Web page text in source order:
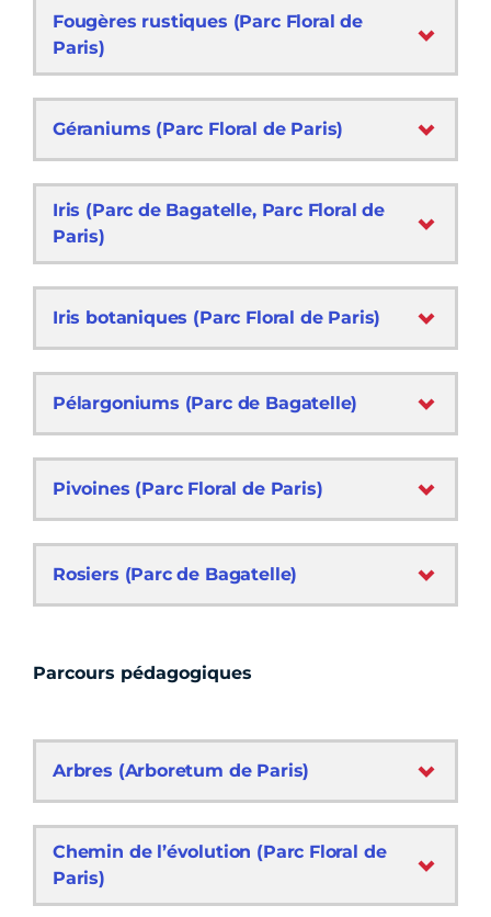
Fougères rustiques (Parc Floral de
Paris)
Géraniums (Parc Floral de Paris)
Iris (Parc de Bagatelle, Parc Floral de
Paris)
Iris botaniques (Parc Floral de Paris)
Pélargoniums (Parc de Bagatelle)
Pivoines (Parc Floral de Paris)
Rosiers (Parc de Bagatelle)
Parcours pédagogiques
Arbres (Arboretum de Paris)
Chemin de l’évolution (Parc Floral de
Paris)